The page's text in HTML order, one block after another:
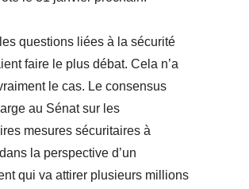
questions liées à la sécurité
faire le plus débat. Cela n’a
le cas. Le consensus
au Sénat sur les
mesures sécuritaires à
la perspective d’un
qui va attirer plusieurs millions